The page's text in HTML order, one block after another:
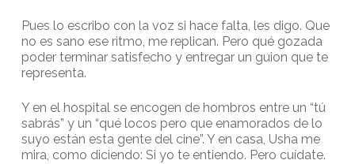
Pues lo escribo con la voz si hace falta, les digo. Que
no es sano ese ritmo, me replican. Pero qué gozada
poder terminar satisfecho y entregar un guion que te
representa.
Y en el hospital se encogen de hombros entre un “tú
sabrás” y un “qué locos pero que enamorados de lo
suyo están esta gente del cine”. Y en casa, Usha me
mira, como diciendo: Si yo te entiendo. Pero cuídate.